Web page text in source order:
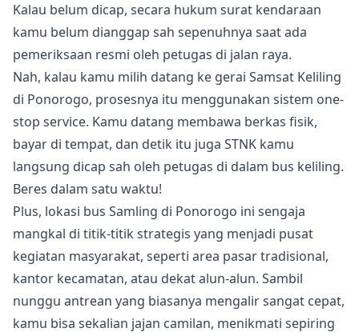
Kalau belum dicap, secara hukum surat kendaraan
kamu belum dianggap sah sepenuhnya saat ada
pemeriksaan resmi oleh petugas di jalan raya.
Nah, kalau kamu milih datang ke gerai Samsat Keliling
di Ponorogo, prosesnya itu menggunakan sistem one-
stop service. Kamu datang membawa berkas fisik,
bayar di tempat, dan detik itu juga STNK kamu
langsung dicap sah oleh petugas di dalam bus keliling.
Beres dalam satu waktu!
Plus, lokasi bus Samling di Ponorogo ini sengaja
mangkal di titik-titik strategis yang menjadi pusat
kegiatan masyarakat, seperti area pasar tradisional,
kantor kecamatan, atau dekat alun-alun. Sambil
nunggu antrean yang biasanya mengalir sangat cepat,
kamu bisa sekalian jajan camilan, menikmati sepiring